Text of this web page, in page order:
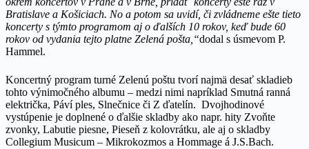
Bratislave a Košiciach. No a potom sa uvidí, či zvládneme ešte tieto
koncerty s týmto programom aj o ďalších 10 rokov, keď bude 60
rokov od vydania tejto platne Zelená pošta,“dodal s úsmevom P.
Hammel.
Koncertný program turné Zelenú poštu tvorí najmä desať skladieb
tohto výnimočného albumu – medzi nimi napríklad Smutná ranná
električka, Páví ples, Slnečnice či Z ďatelín. Dvojhodinové
vystúpenie je doplnené o ďalšie skladby ako napr. hity Zvoňte
zvonky, Labutie piesne, Pieseň z kolovrátku, ale aj o skladby
Collegium Musicum – Mikrokozmos a Hommage á J.S.Bach.